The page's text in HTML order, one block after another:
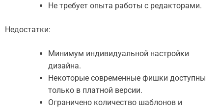
Не требует опыта работы с редакторами.
Недостатки:
Минимум индивидуальной настройки
дизайна.
Некоторые современные фишки доступны
только в платной версии.
Ограничено количество шаблонов и